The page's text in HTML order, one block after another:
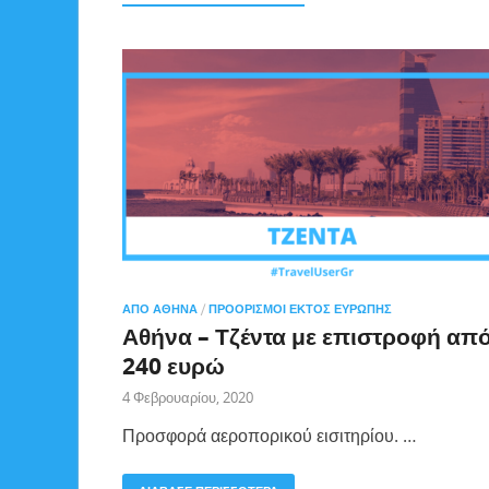
ΑΠΌ ΑΘΉΝΑ / ΠΡΟΟΡΙΣΜΟΊ ΕΚΤΌΣ ΕΥΡΏΠΗΣ
Αθήνα – Τζέντα με επιστροφή
240 ευρώ
4 Φεβρουαρίου, 2020
Προσφορά αεροπορικού εισιτηρίου. …